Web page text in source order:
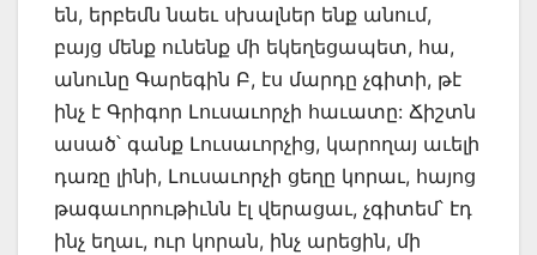
են, երբեմն նաեւ սխալներ ենք անում,
բայց մենք ունենք մի եկեղեցապետ, հա,
անունը Գարեգին Բ, էս մարդը չգիտի, թէ
ինչ է Գրիգոր Լուսաւորչի հաւատը: Ճիշտն
ասած՝ գանք Լուսաւորչից, կարողայ աւելի
դառը լինի, Լուսաւորչի ցեղը կորաւ, հայոց
թագաւորութիւնն էլ վերացաւ, չգիտեմ՝ էդ
ինչ եղաւ, ուր կորան, ինչ արեցին, մի